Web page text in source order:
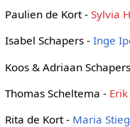
Paulien de Kort - Sylvia
Isabel Schapers - Inge
Koos & Adriaan
Thomas Scheltema -
Rita de Kort - Maria